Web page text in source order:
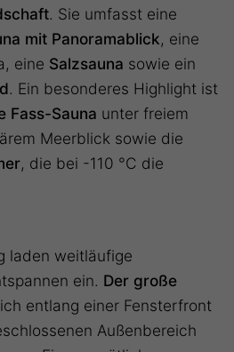
. Sie umfasst eine
mit Panoramablick, eine
eine Salzsauna sowie ein
. Ein besonderes Highlight ist
Fass-Sauna unter freiem
Meerblick sowie die
, die bei -110 °C die
laden weitläufige
ein. Der große
entlang einer Fensterfront
Außenbereich